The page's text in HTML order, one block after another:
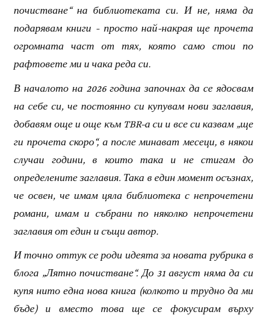
почистване“ на библиотеката си. И не, няма да
подарявам книги - просто най-накрая ще прочета
огромната част от тях, която само стои по
рафтовете ми и чака реда си.
В началото на 2026 година започнах да се ядосвам
на себе си, че постоянно си купувам нови заглавия,
добавям още и още към TBR-а си и все си казвам „ще
ги прочета скоро“, а после минават месеци, в някои
случаи години, в които така и не стигам до
определените заглавия. Така в един момент осъзнах,
че освен, че имам цяла библиотека с непрочетени
романи, имам и събрани по няколко непрочетени
заглавия от един и същи автор.
И точно оттук се роди идеята за новата рубрика в
блога „Лятно почистване“. До 31 август няма да си
купя нито една нова книга (колкото и трудно да ми
бъде) и вместо това ще се фокусирам върху